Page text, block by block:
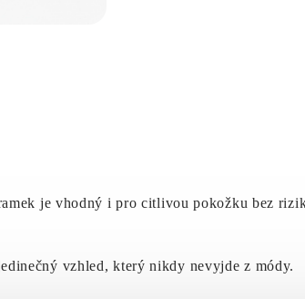
je vhodný i pro citlivou pokožku bez
vzhled, který nikdy nevyjde z módy.